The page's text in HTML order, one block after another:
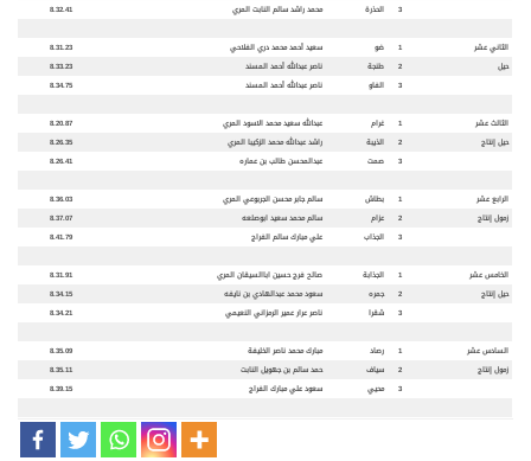
3
الحذرة محمد راشد سالم النابت المري 8.32.41
الثاني عشر 1 ضو سعيد أحمد محمد دري الفلاحي
8.31.23
حيل
2 طنجة ناصر عبدالله أحمد المسند
8.33.23
3
الفاو ناصر عبدالله أحمد المسند 8.34.75
الثالث عشر 1 غرام عبدالله سعيد محمد الاسود المري
8.20.87
حيل إنتاج
2 الذيبة راشد عبدالله محمد الزكيبا المري
8.26.35
3
صمت عبدالمحسن طالب بن عماره 8.26.41
الرابع عشر 1 بطاش سالم جابر محسن الجربوعي المري
8.36.03
زمول إنتاج
2 عزام سالم محمد سعيد ابوصلعه
8.37.07
3
الجذاب علي مبارك سالم الفراج 8.41.79
الخامس عشر 1 الجذابة صالح فرج حسين اباالسيقان المري
8.31.91
حيل إنتاج
2 جمره سعود محمد عبدالهادي بن نايفه
8.34.15
3
شقرا ناصر عرار عمير الرمزاني النعيمي 8.34.21
السادس عشر 1 رصاد مبارك محمد ناصر الخليفة
8.35.09
زمول إنتاج
2 سياف حمد سالم بن جهويل النابت
8.35.11
3
محيي سعود علي مبارك الفراج 8.39.15